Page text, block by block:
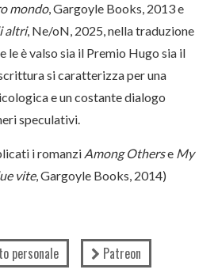
mondo, Gargoyle Books, 2013 e
altri, Ne/oN, 2025, nella traduzione
le è valso sia il Premio Hugo sia il
si caratterizza per una
e un costante dialogo
speculativi.
i romanzi Among Otherse My
vite, Gargoyle Books, 2014)
personale
Patreon